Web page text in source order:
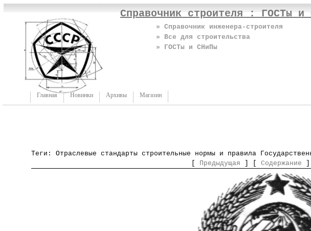
Справочник строителя : ГОСТы и
» Справочник инженера-строителя
» Все для строительства
» ГОСТы и СНиПы
Главная Новинки Архивы Магазин
Теги: Отраслевые стандарты строительные нормы и правила
Предыдущая Содержание